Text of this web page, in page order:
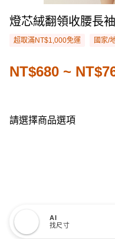
燈芯絨翻領收腰長
超取滿NT$1,000免運 國家/
NT$680 ~
請選擇商品選項
AI
找尺寸